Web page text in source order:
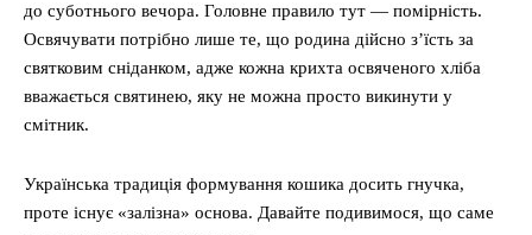
до суботнього вечора. Головне правило тут — помірність.
Освячувати потрібно лише те, що родина дійсно з’їсть за
святковим сніданком, адже кожна крихта освяченого хліба
вважається святинею, яку не можна просто викинути у
смітник.
Українська традиція формування кошика досить гнучка,
проте існує «залізна» основа. Давайте подивимося, що саме